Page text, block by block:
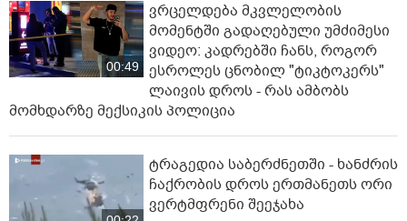
00:49
ვრცელდება მკვლელობის
მომენტში გადაღებული უმძიმესი
ვიდეო: კადრებში ჩანს, როგორ
ესროლეს ცნობილ "ტიკტოკერს"
ლაივის დროს - რას ამბობს
მომხდარზე მექსიკის პოლიცია
ტრაგედია საბერძნეთში - ხანძრის
ჩაქრობის დროს ერთმანეთს ორი
ვერტმფრენი შეეჯახა